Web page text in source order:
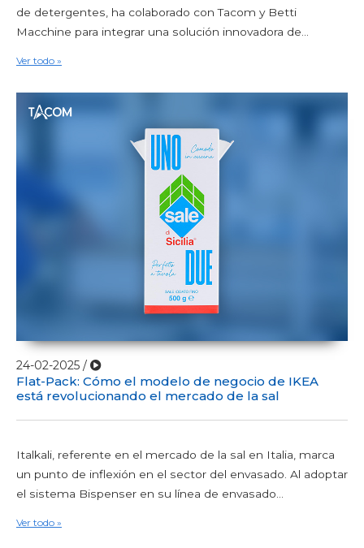
Desinfectantes y blanqueantes
Sal de lavavajillas
Bicarbonato
Desodorantes en polvo y talco
Piensos y comida para mascotas
Pour & dose
Bispenser
LÍNEAS DE EMBALAJE Y ACCESORIOS
Carton Feeder
External reel changer
Líneas de envasado usadas
Optimización de líneas de embalaje
de detergentes, ha colaborado con Tacom y Betti
Macchine para integrar una solución innovadora de...
Ver todo »
24-02-2025 /
Flat-Pack: Cómo el modelo de negocio de IKEA
está revolucionando el mercado de la sal
Italkali, referente en el mercado de la sal en Italia, marca
un punto de inflexión en el sector del envasado. Al adoptar
el sistema Bispenser en su línea de envasado...
Ver todo »